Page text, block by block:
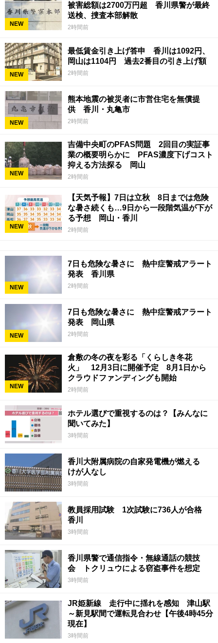
NEW
被害総額は2700万円超 香川県警が最終
送検、捜査本部解散
2時間前
NEW
最低賃金引き上げ答申 香川は1092円、
岡山は1104円 過去2番目の引き上げ額
2時間前
NEW
熊本地震の被災者に市営住宅を無償提
供 香川・丸亀市
2時間前
NEW
吉備中央町のPFAS問題 2回目の実証事
業の概要明らかに PFAS濃度下げコスト
抑える方法探る 岡山
2時間前
NEW
【天気予報】7日は立秋 8日までは危険
な暑さ続くも…9日から一段階気温が下が
る予想 岡山・香川
2時間前
NEW
7日も危険な暑さに 熱中症警戒アラート
発表 香川県
2時間前
NEW
7日も危険な暑さに 熱中症警戒アラート
発表 岡山県
2時間前
NEW
倉敷の冬の夜を彩る「くらしき冬花
火」 12月3日に開催予定 8月1日から
クラウドファンディングも開始
2時間前
ホテル選びで重視するのは？【みんなに
聞いてみた】
3時間前
香川大附属病院の自家発電機が燃える
けが人なし
3時間前
教員採用試験 1次試験に736人が合格
香川
3時間前
香川県警で通信指令・無線通話の競技
会 トクリュウによる窃盗事件を想定
3時間前
JR姫新線 走行中に揺れを感知 津山駅
～新見駅間で運転見合わせ【午後4時45分
現在】
3時間前